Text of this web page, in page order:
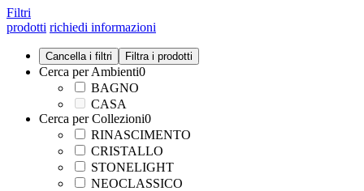
Filtri
prodotti richiedi informazioni
Cerca per Ambienti0
BAGNO
CASA
Cerca per Collezioni0
RINASCIMENTO
CRISTALLO
STONELIGHT
NEOCLASSICO